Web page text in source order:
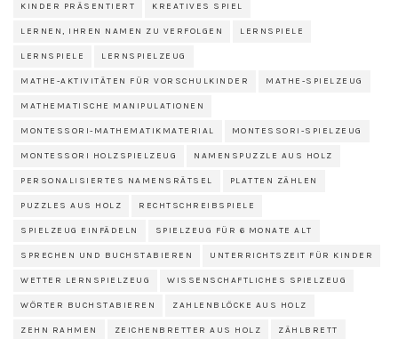
KINDER PRÄSENTIERT KREATIVES SPIEL
LERNEN, IHREN NAMEN ZU VERFOLGEN LERNSPIELE
LERNSPIELE LERNSPIELZEUG
MATHE-AKTIVITÄTEN FÜR VORSCHULKINDER MATHE-SPIELZEUG
MATHEMATISCHE MANIPULATIONEN
MONTESSORI-MATHEMATIKMATERIAL MONTESSORI-SPIELZEUG
MONTESSORI HOLZSPIELZEUG NAMENSPUZZLE AUS HOLZ
PERSONALISIERTES NAMENSRÄTSEL PLATTEN ZÄHLEN
PUZZLES AUS HOLZ RECHTSCHREIBSPIELE
SPIELZEUG EINFÄDELN SPIELZEUG FÜR 6 MONATE ALT
SPRECHEN UND BUCHSTABIEREN UNTERRICHTSZEIT FÜR KINDER
WETTER LERNSPIELZEUG WISSENSCHAFTLICHES SPIELZEUG
WÖRTER BUCHSTABIEREN ZAHLENBLÖCKE AUS HOLZ
ZEHN RAHMEN ZEICHENBRETTER AUS HOLZ ZÄHLBRETT